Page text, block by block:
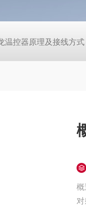
温控器原理及接线方式
概